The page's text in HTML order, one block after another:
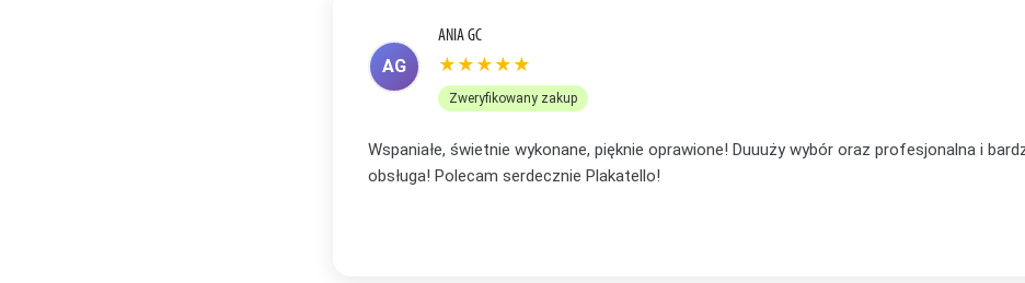
AR
ANETA ROMANEK
★★★★★
Zweryfikowany zakup
Zakupiłam plakat... mąż mi podpowiedział, że to będzie lepsze na prezent niż pocztówka.
zachwycona i wiem, że nie ostatni mój zakup, bo już mam plan na te plakaty w swoim